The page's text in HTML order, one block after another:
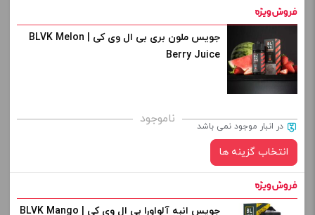
افزودن به سبد خرید
نیکوتین:
برای فعال شدن سبد خرید و نمایش قیمت ، گزینه های محصول را
از کادر بالا انتخاب کنید.
+
افزودن به سبد خرید
جویس ملون بری بی ال وی کی | BLVK Melon
Berry Juice
ناموجود در انبار موجود نمی باشد
انتخاب گزینه ها
جویس انبه آلواورا بی ال وی کی | BLVK Mango